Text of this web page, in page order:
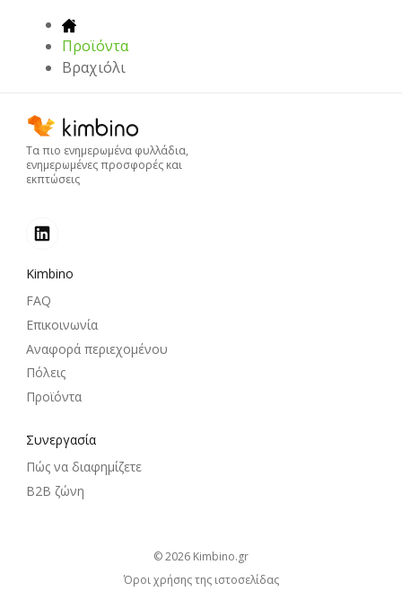
Προϊόντα
Βραχιόλι
Τα πιο ενημερωμένα φυλλάδια,
ενημερωμένες προσφορές και
εκπτώσεις
Kimbino
FAQ
Επικοινωνία
Αναφορά περιεχομένου
Πόλεις
Προϊόντα
Συνεργασία
Πώς να διαφημίζετε
B2B ζώνη
© 2026
kimbino.gr
Όροι χρήσης της ιστοσελίδας